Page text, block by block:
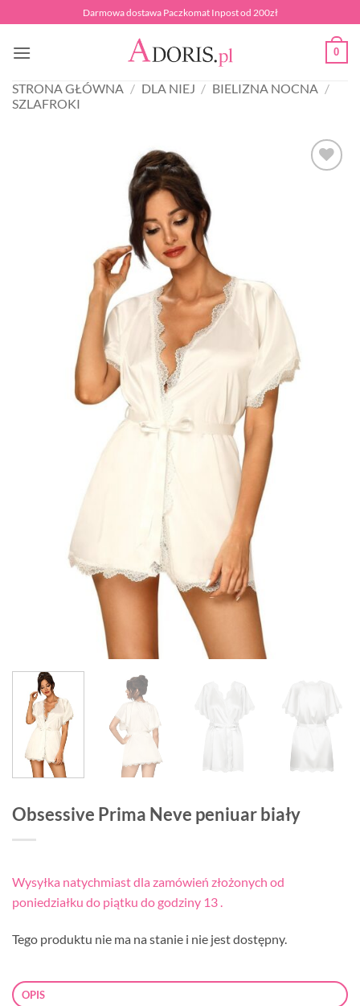
do
zawartości
Darmowa dostawa Paczkomat Inpost od 200zł
0
STRONA GŁÓWNA / DLA NIEJ / BIELIZNA NOCNA /
SZLAFROKI
Obsessive Prima Neve peniuar biały
Wysyłka natychmiast dla zamówień złożonych od
poniedziałku do piątku do godziny 13 .
Tego produktu nie ma na stanie i nie jest dostępny.
OPIS